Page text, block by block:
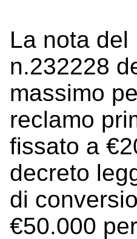
La nota
n.232228
massimo
reclamo
fissato a
decreto
di
€50.000